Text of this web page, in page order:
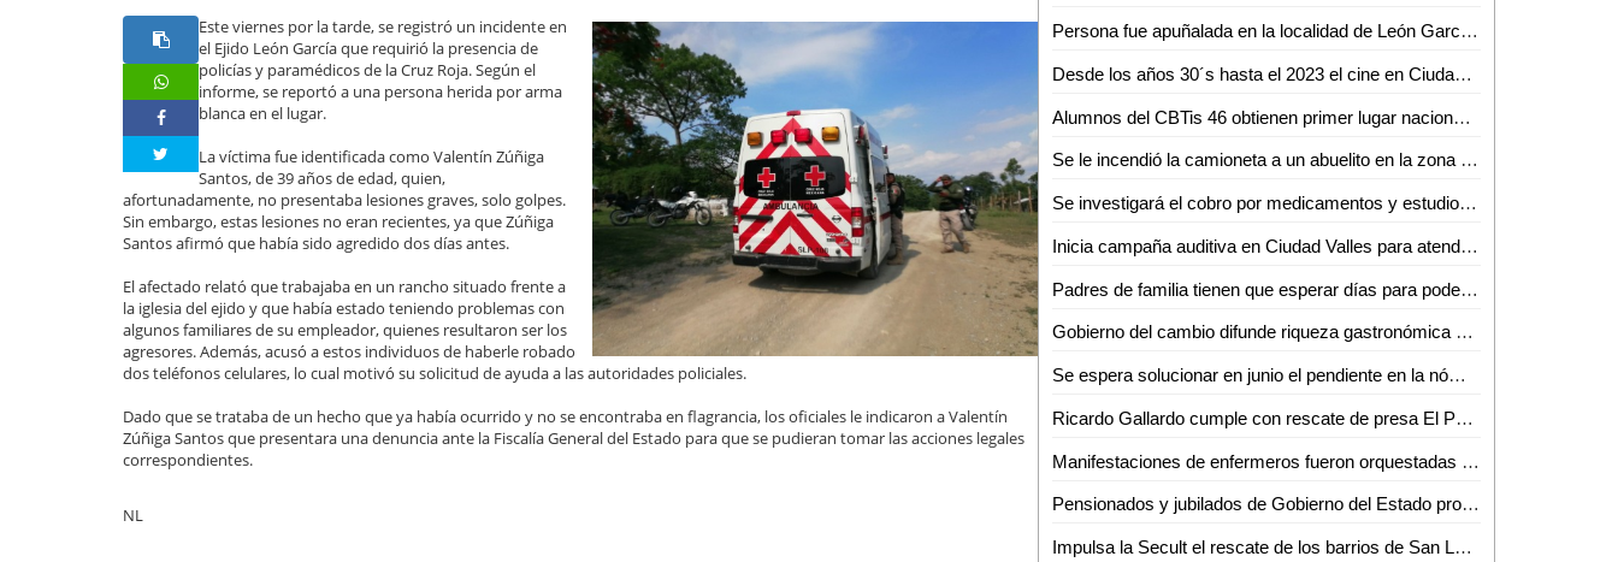
Este viernes por la tarde, se registró un incidente en
el Ejido León García que requirió la presencia de
policías y paramédicos de la Cruz Roja. Según el
informe, se reportó a una persona herida por arma
blanca en el lugar.
La víctima fue identificada como Valentín Zúñiga
Santos, de 39 años de edad, quien,
afortunadamente, no presentaba lesiones graves, solo golpes.
Sin embargo, estas lesiones no eran recientes, ya que Zúñiga
Santos afirmó que había sido agredido dos días antes.
El afectado relató que trabajaba en un rancho situado frente a
la iglesia del ejido y que había estado teniendo problemas con
algunos familiares de su empleador, quienes resultaron ser los
agresores. Además, acusó a estos individuos de haberle robado
dos teléfonos celulares, lo cual motivó su solicitud de ayuda a las autoridades policiales.
Dado que se trataba de un hecho que ya había ocurrido y no se encontraba en flagrancia, los oficiales le indicaron a Valentín
Zúñiga Santos que presentara una denuncia ante la Fiscalía General del Estado para que se pudieran tomar las acciones legales
correspondientes.
NL
Persona fue apuñalada en la localidad de León García en Ciudad Valles
Desde los años 30´s hasta el 2023 el cine en Ciudad Valles ha cambiado los gustos de las personas: Crescencio Martínez
Alumnos del CBTis 46 obtienen primer lugar nacional en Festival Académico de la DGETI
Se le incendió la camioneta a un abuelito en la zona centro
Se investigará el cobro por medicamentos y estudios en el Hospital Gneral de Ciudad Valles: Gobernador
Inicia campaña auditiva en Ciudad Valles para atender a personas con problemas de audición
Padres de familia tienen que esperar días para poder inscribir a sus hijos a la ENESMAPO
Gobierno del cambio difunde riqueza gastronómica de la región media
Se espera solucionar en junio el pendiente en la nómina de los trabajadores estatales: RGC
Ricardo Gallardo cumple con rescate de presa El Peaje
Manifestaciones de enfermeros fueron orquestadas por Xavier Nava: Gabino Morales
Pensionados y jubilados de Gobierno del Estado protestan para ser tomados en cuenta en Ciudad Valles
Impulsa la Secult el rescate de los barrios de San Luis Potosí